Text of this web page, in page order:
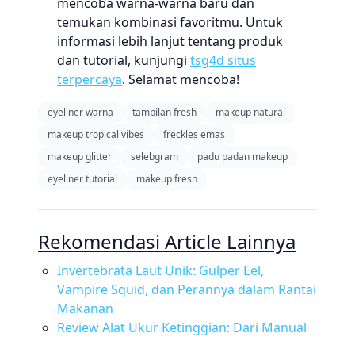
temukan kombinasi favoritmu. Untuk
informasi lebih lanjut tentang produk
dan tutorial, kunjungi tsg4d situs
terpercaya. Selamat mencoba!
eyeliner warna tampilan fresh
makeup natural
makeup tropical vibes
freckles emas
makeup glitter
selebgram
padu padan makeup
eyeliner tutorial
makeup fresh
Rekomendasi Article Lainnya
Invertebrata Laut Unik: Gulper Eel,
Vampire Squid, dan Perannya dalam Rantai
Makanan
Review Alat Ukur Ketinggian: Dari Manual